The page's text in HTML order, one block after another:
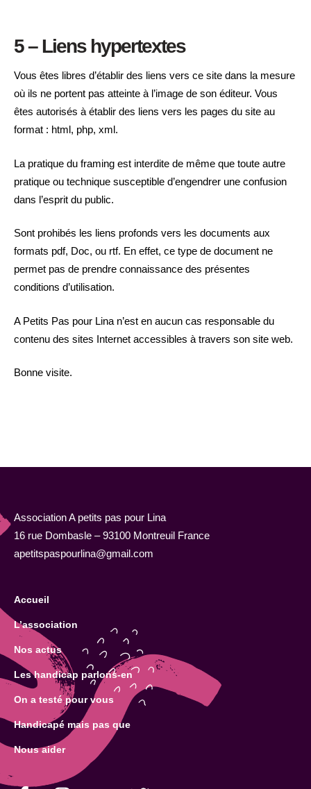
5 – Liens hypertextes
Vous êtes libres d’établir des liens vers ce site dans la mesure
où ils ne portent pas atteinte à l’image de son éditeur. Vous
êtes autorisés à établir des liens vers les pages du site au
format : html, php, xml.
La pratique du framing est interdite de même que toute autre
pratique ou technique susceptible d’engendrer une confusion
dans l’esprit du public.
Sont prohibés les liens profonds vers les documents aux
formats pdf, Doc, ou rtf. En effet, ce type de document ne
permet pas de prendre connaissance des présentes
conditions d’utilisation.
A Petits Pas pour Lina n’est en aucun cas responsable du
contenu des sites Internet accessibles à travers son site web.
Bonne visite.
Association A petits pas pour Lina
16 rue Dombasle – 93100 Montreuil France
apetitspaspourlina@gmail.com
Accueil
L’association
Nos actus
Les handicap parlons-en
On a testé pour vous
Handicapé mais pas que
Nous aider